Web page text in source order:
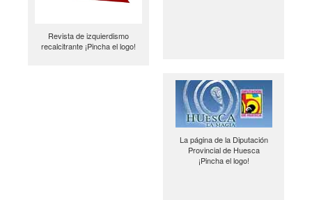
Revista de izquierdismo
recalcitrante ¡Pincha el logo!
La página de la Diputación
Provincial de Huesca
¡Pincha el logo!